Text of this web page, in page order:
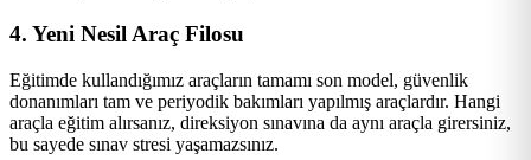
4. Yeni Nesil Araç Filosu
Eğitimde kullandığımız araçların tamamı son model, güvenlik
donanımları tam ve periyodik bakımları yapılmış araçlardır. Hangi
araçla eğitim alırsanız, direksiyon sınavına da aynı araçla girersiniz,
bu sayede sınav stresi yaşamazsınız.